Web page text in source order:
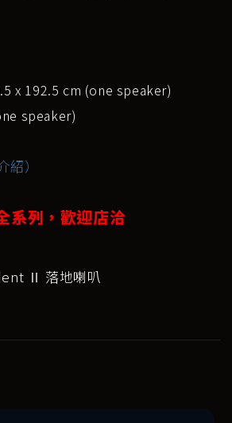
x 192.5 cm (one speaker)
speaker)
）
列，歡迎店洽
Ⅱ 落地喇叭